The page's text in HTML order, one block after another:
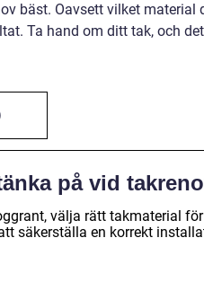
bäst. Oavsett vilket material
Ta hand om ditt tak, och
på vid
välja rätt takmaterial
säkerställa en korrekt